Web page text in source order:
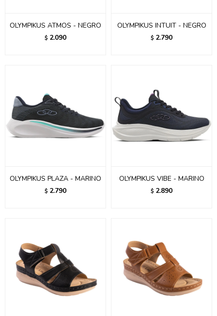
OLYMPIKUS ATMOS - NEGRO
$ 2.090
OLYMPIKUS INTUIT - NEGRO
$ 2.790
OLYMPIKUS PLAZA - MARINO
$ 2.790
OLYMPIKUS VIBE - MARINO
$ 2.890